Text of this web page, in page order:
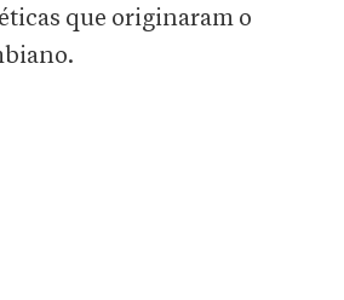
que originaram o